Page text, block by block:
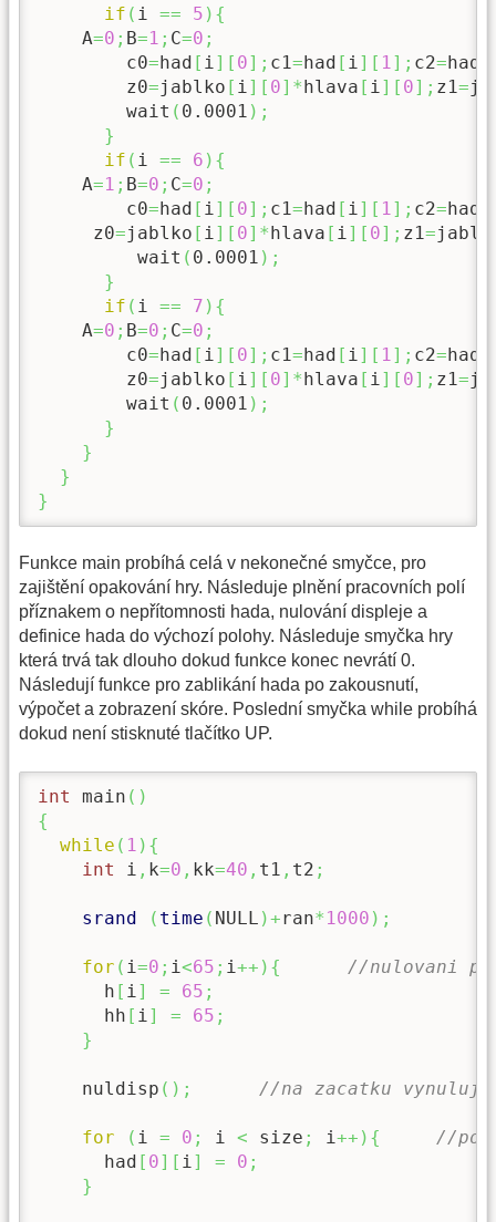
if ( i == 5 ) {
    A
=0 ; B=1 ; C=0 ;
        c0
=had [ i ] [ 0] ; c1=had [ i ] [ 1 ] ; c2=had
        z0
=jablko [ i ] [ 0] *hlava [ i ] [ 0] ; z1=
        wait
( 0.0001 ) ;
}
if ( i == 6 ) {
    A
=1 ; B=0 ; C=0 ;
        c0
=had [ i ] [ 0] ; c1=had [ i ] [ 1 ] ; c2=had
     z0
=jablko [ i ] [ 0] *hlava [ i ] [ 0] ; z1=
         wait
( 0.0001 ) ;
}
if ( i == 7 ) {
    A
=0 ; B=0 ; C=0 ;
        c0
=had [ i ] [ 0] ; c1=had [ i ] [ 1 ] ; c2=had
        z0
=jablko [ i ] [ 0] *hlava [ i ] [ 0] ; z1=
        wait
( 0.0001 ) ;
}
}
}
}
Funkce main probíhá celá v nekonečné smyčce, pro
zajištění opakování hry. Následuje plnění pracovních polí
příznakem o nepřítomnosti hada, nulování displeje a
definice hada do výchozí polohy. Následuje smyčka hry
která trvá tak dlouho dokud funkce konec nevrátí 0.
Následují funkce pro zablikání hada po zakousnutí,
výpočet a zobrazení skóre. Poslední smyčka while probíhá
dokud není stisknuté tlačítko UP.
int main ( )
{
while ( 1 ) {
int
i , k=0 , kk=40 , t1 , t2 ;
srand ( time ( NULL )+ran* 1000 ) ;
for ( i=0 ; i<65 ; i++ ) {
//nulovani
      h
[ i] = 65 ;
      hh
[ i] = 65 ;
}
    nuldisp
( ) ; //na zacatku vynuluj
for ( i = 0 ; i < size ; i++ ) {
//
      had
[ 0] [ i] = 0 ;
}